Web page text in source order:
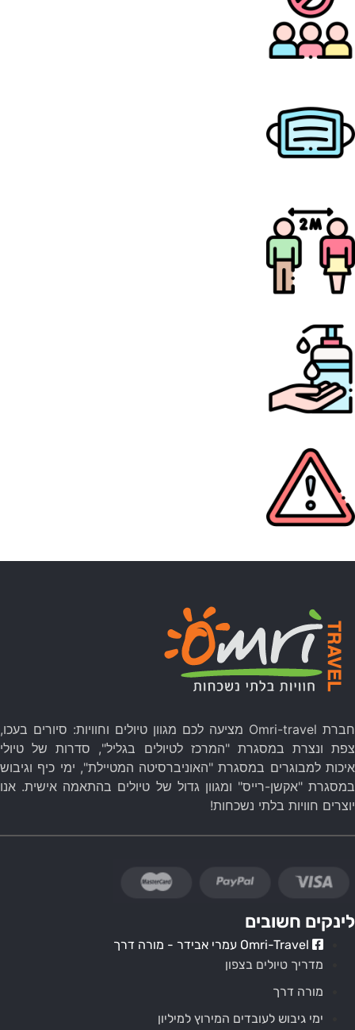
חברת Omri-travel מציעה לכם מגוון טיולים וחוויות: סיורים בעכו,
צפת ונצרת במסגרת "המרכז לטיולים בגליל", סדרות של טיולי
איכות למבוגרים במסגרת "האוניברסיטה המטיילת", ימי כיף וגיבוש
במסגרת "אקשן-רייס" ומגוון גדול של טיולים בהתאמה אישית. אנו
יוצרים חוויות בלתי נשכחות!
לינקים חשובים
Omri-Travel עמרי אבידר - מורה דרך
מדריך טיולים בצפון
מורה דרך
ימי גיבוש לעובדים המירוץ למיליון